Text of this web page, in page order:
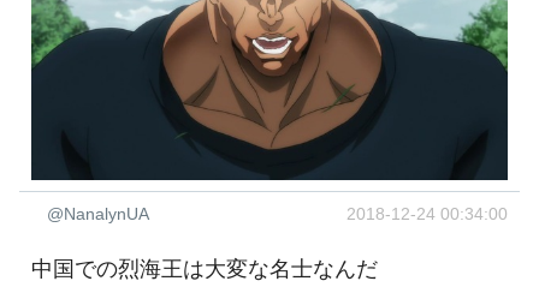
@NanalynUA 2018-12-24 00:34:00
中国での烈海王は大変な名士なんだ